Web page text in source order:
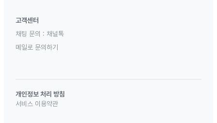
고객센터
채팅 문의 : 채널톡
메일로 문의하기
개인정보 처리 방침
서비스 이용약관